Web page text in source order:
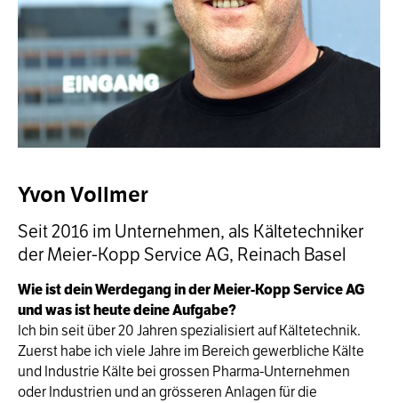
Yvon Vollmer
Seit 2016 im Unternehmen, als Kältetechniker
der Meier-Kopp Service AG, Reinach Basel
Wie ist dein Werdegang in der Meier-Kopp Service AG
und was ist heute deine Aufgabe?
Ich bin seit über 20 Jahren spezialisiert auf Kältetechnik.
Zuerst habe ich viele Jahre im Bereich gewerbliche Kälte
und Industrie Kälte bei grossen Pharma-Unternehmen
oder Industrien und an grösseren Anlagen für die